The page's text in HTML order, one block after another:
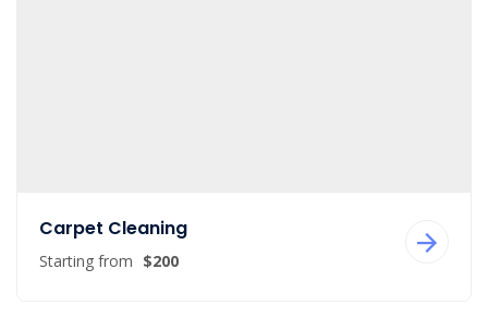
Carpet Cleaning
Starting from $200